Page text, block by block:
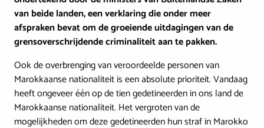
van beide landen, een verklaring die onder meer
afspraken bevat om de groeiende uitdagingen van de
grensoverschrijdende criminaliteit aan te pakken.
Ook de overbrenging van veroordeelde personen van
Marokkaanse nationaliteit is een absolute prioriteit. Vandaag
heeft ongeveer één op de tien gedetineerden in ons land de
Marokkaanse nationaliteit. Het vergroten van de
mogelijkheden om deze gedetineerden hun straf in Marokko